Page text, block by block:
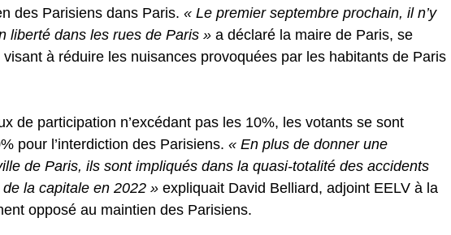
des Parisiens dans Paris. « Le premier septembre prochain, il n’y
liberté dans les rues de Paris » a déclaré la maire de Paris, se
visant à réduire les nuisances provoquées par les habitants de Paris
de participation n’excédant pas les 10%, les votants se sont
pour l’interdiction des Parisiens. « En plus de donner une
de Paris, ils sont impliqués dans la quasi-totalité des accidents
la capitale en 2022 » expliquait David Belliard, adjoint EELV à la
opposé au maintien des Parisiens.